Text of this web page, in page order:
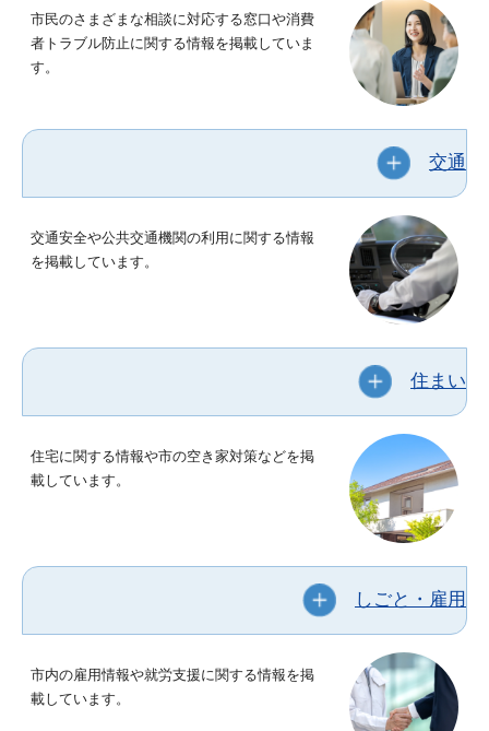
市民のさまざまな相談に対応する窓口や消費
者トラブル防止に関する情報を掲載していま
す。
交通
交通安全や公共交通機関の利用に関する情報
を掲載しています。
住まい
住宅に関する情報や市の空き家対策などを掲
載しています。
しごと・雇用
市内の雇用情報や就労支援に関する情報を掲
載しています。